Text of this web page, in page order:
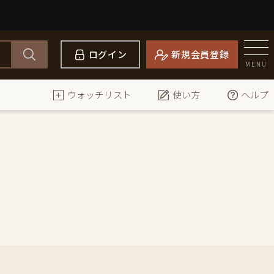
ログイン 新規会員登録
MENU
ウォッチリスト 使い方 ヘルプ